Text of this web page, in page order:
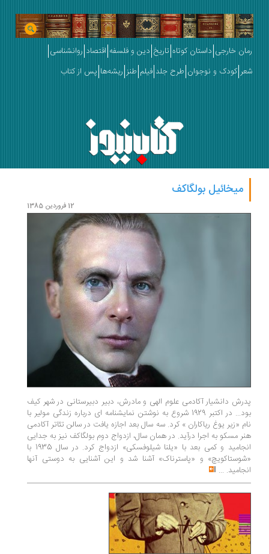
رمان خارجی داستان کوتاه تاریخ دین و فلسفه اقتصاد روانشناسی
شعر کودک و نوجوان طرح جلد فیلم طنز ریشه‌ها پس از کتاب
میخائیل بولگاکف
12 فروردین 1385
پدرش دانشیار آکادمی علوم الهی و مادرش، دبیر دبیرستانی در شهر کیف
بود... در اکتبر 1929 شروع به نوشتن نمایشنامه ای درباره زندگی مولیر با
نام «زیر یوغ ریاکاران » کرد. سه سال بعد اجازه یافت در سالن تئاتر آکادمی
هنر مسکو به اجرا درآید. در همان سال، ازدواج دوم بولگاکف نیز به جدایی
انجامید و کمی بعد با «یلنا شیلوفسکی» ازدواج کرد. در سال 1935 با
«شوستاکویچ» و «پاسترناک» آشنا شد و این آشنایی به دوستی آنها
انجامید. ...